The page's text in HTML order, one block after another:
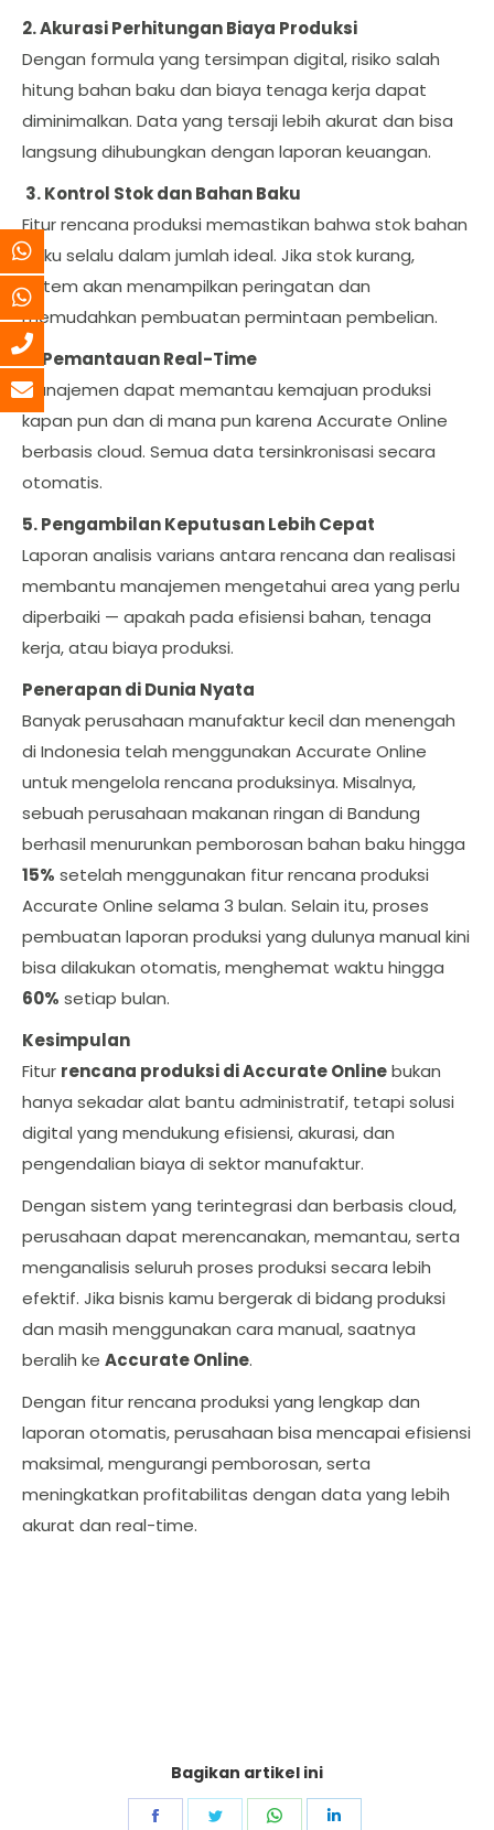
2. Akurasi Perhitungan Biaya Produksi
Dengan formula yang tersimpan digital, risiko salah
hitung bahan baku dan biaya tenaga kerja dapat
diminimalkan. Data yang tersaji lebih akurat dan bisa
langsung dihubungkan dengan laporan keuangan.
3.Kontrol Stok dan Bahan Baku
Fitur rencana produksi memastikan bahwa stok bahan
baku selalu dalam jumlah ideal. Jika stok kurang,
sistem akan menampilkan peringatan dan
memudahkan pembuatan permintaan pembelian.
4. Pemantauan Real-Time
Manajemen dapat memantau kemajuan produksi
kapan pun dan di mana pun karena Accurate Online
berbasis cloud. Semua data tersinkronisasi secara
otomatis.
5. Pengambilan Keputusan Lebih Cepat
Laporan analisis varians antara rencana dan realisasi
membantu manajemen mengetahui area yang perlu
diperbaiki — apakah pada efisiensi bahan, tenaga
kerja, atau biaya produksi.
Penerapan di Dunia Nyata
Banyak perusahaan manufaktur kecil dan menengah
di Indonesia telah menggunakan Accurate Online
untuk mengelola rencana produksinya. Misalnya,
sebuah perusahaan makanan ringan di Bandung
berhasil menurunkan pemborosan bahan baku hingga
15% setelah menggunakan fitur rencana produksi
Accurate Online selama 3 bulan. Selain itu, proses
pembuatan laporan produksi yang dulunya manual kini
bisa dilakukan otomatis, menghemat waktu hingga
60% setiap bulan.
Kesimpulan
Fitur rencana produksi di Accurate Onlinebukan
hanya sekadar alat bantu administratif, tetapi solusi
digital yang mendukung efisiensi, akurasi, dan
pengendalian biaya di sektor manufaktur.
Dengan sistem yang terintegrasi dan berbasis cloud,
perusahaan dapat merencanakan, memantau, serta
menganalisis seluruh proses produksi secara lebih
efektif. Jika bisnis kamu bergerak di bidang produksi
dan masih menggunakan cara manual, saatnya
beralih ke Accurate Online.
Dengan fitur rencana produksi yang lengkap dan
laporan otomatis, perusahaan bisa mencapai efisiensi
maksimal, mengurangi pemborosan, serta
meningkatkan profitabilitas dengan data yang lebih
akurat dan real-time.
Bagikan artikel ini
Share Share Share